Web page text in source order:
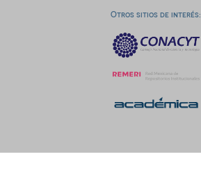
Otros sitios de interés: